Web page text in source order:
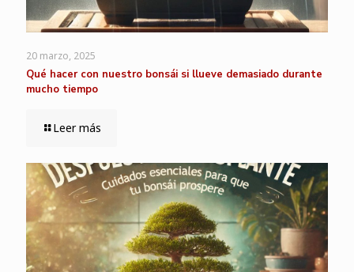
20 marzo, 2025
Qué hacer con nuestro bonsái si llueve demasiado durante
mucho tiempo
Leer más